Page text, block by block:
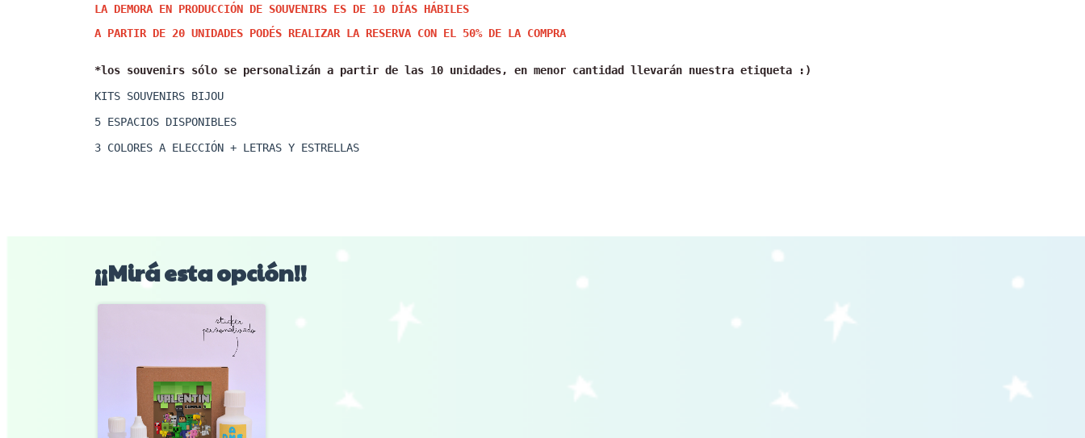
LA DEMORA EN PRODUCCIÓN DE SOUVENIRS ES DE 10 DÍAS HÁBILES
A PARTIR DE 20 UNIDADES PODÉS REALIZAR LA RESERVA CON EL 50% DE LA COMPRA
*los souvenirs sólo se personalizán a partir de las 10 unidades, en menor cantidad llevarán nuestra etiqueta :)
KITS SOUVENIRS BIJOU
5 ESPACIOS DISPONIBLES
3 COLORES A ELECCIÓN + LETRAS Y ESTRELLAS
¡¡Mirá esta opción!!